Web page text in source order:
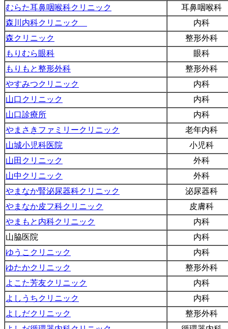
むらた耳鼻咽喉科クリニック
耳鼻咽喉科
森川内科クリニック
内科
森クリニック
整形外科
もりむら眼科
眼科
もりもと整形外科
整形外科
やすみつクリニック
内科
山口クリニック
内科
山口診療所
内科
やまさきファミリークリニック
老年内科
山城小児科医院
小児科
山田クリニック
外科
山中クリニック
外科
やまなか腎泌尿器科クリニック
泌尿器科
やまなか皮フ科クリニック
皮膚科
やまもと内科クリニック
内科
山脇医院
内科
ゆうこクリニック
内科
ゆたかクリニック
整形外科
よこた芳友クリニック
内科
よしうちクリニック
内科
よしだクリニック
整形外科